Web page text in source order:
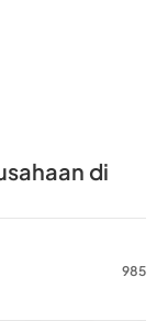
di
985